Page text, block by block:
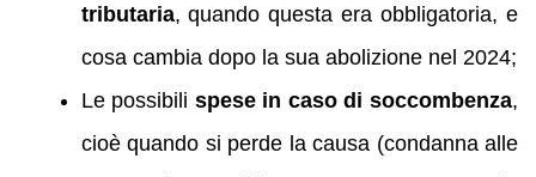
tributaria, quando questa era obbligatoria, e
cosa cambia dopo la sua abolizione nel 2024;
Le possibili spese in caso di soccombenza,
cioè quando si perde la causa (condanna alle